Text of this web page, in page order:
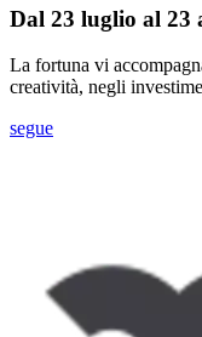
Dal 23 luglio al 23
La fortuna vi
creatività, negli
segue